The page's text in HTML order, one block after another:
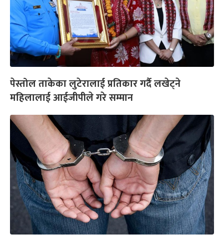
पेस्तोल ताकेका लुटेरालाई प्रतिकार गर्दै लखेट्ने
महिलालाई आईजीपीले गरे सम्मान